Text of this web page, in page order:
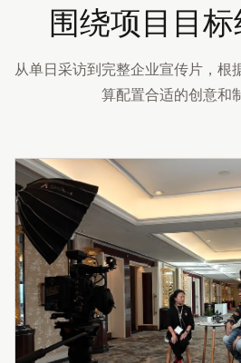
围绕项目目
从单日采访到完整企业宣传片，根
算配置合适的创意和